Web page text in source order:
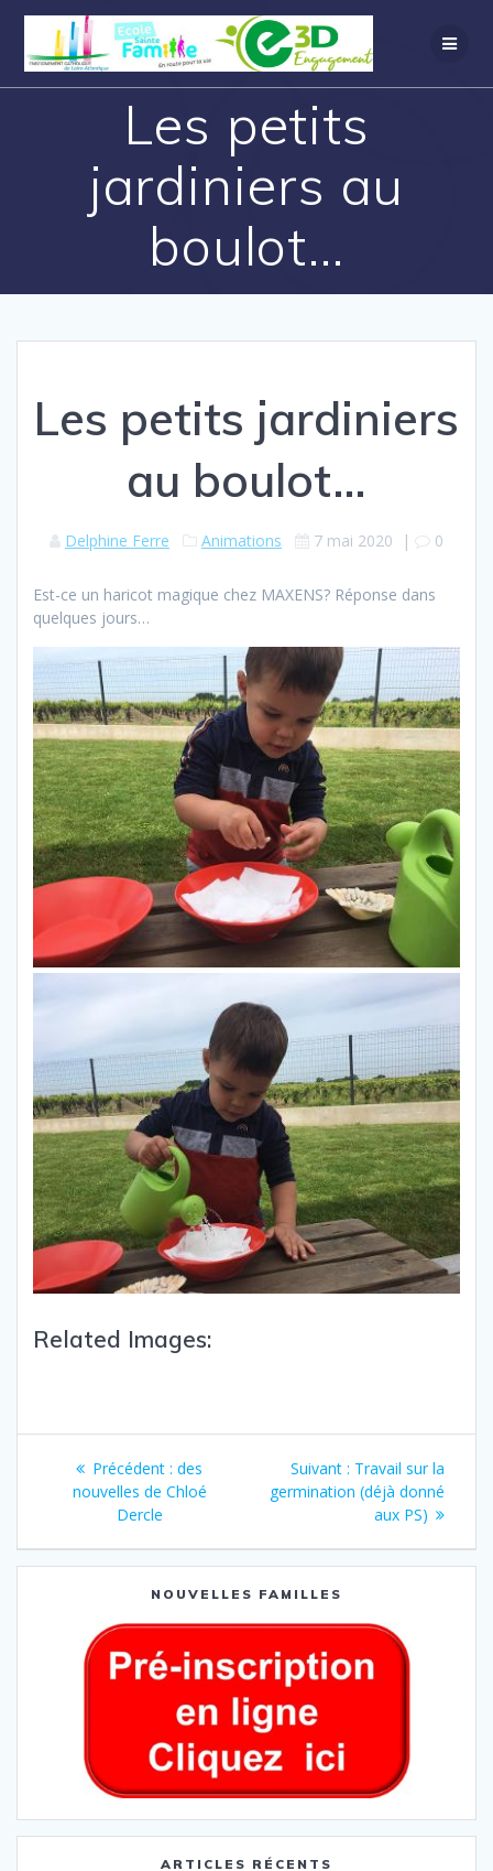
Les petits
jardiniers au
boulot…
Les petits jardiniers
au boulot…
Delphine Ferre Animations 7 mai 2020 | 0
Est-ce un haricot magique chez MAXENS? Réponse dans
quelques jours…
Related Images:
Précédent : des
nouvelles de Chloé
Dercle
Suivant : Travail sur la
germination (déjà donné
aux PS)
NOUVELLES FAMILLES
ARTICLES RÉCENTS